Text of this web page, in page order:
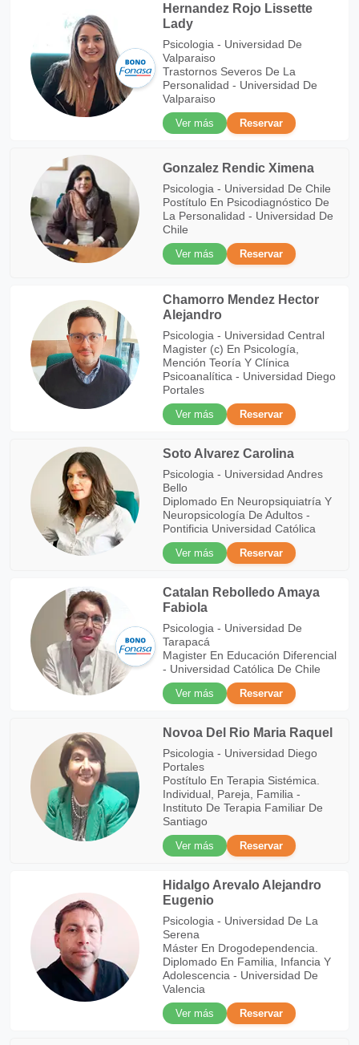
Hernandez Rojo Lissette
Lady
Psicologia - Universidad De
Valparaiso
Trastornos Severos De La
Personalidad - Universidad De
Valparaiso
Ver más
Reservar
Gonzalez Rendic Ximena
Psicologia - Universidad De Chile
Postítulo En Psicodiagnóstico De
La Personalidad - Universidad De
Chile
Ver más
Reservar
Chamorro Mendez Hector
Alejandro
Psicologia - Universidad Central
Magister (c) En Psicología,
Mención Teoría Y Clínica
Psicoanalítica - Universidad Diego
Portales
Ver más
Reservar
Soto Alvarez Carolina
Psicologia - Universidad Andres
Bello
Diplomado En Neuropsiquiatría Y
Neuropsicología De Adultos -
Pontificia Universidad Católica
Ver más
Reservar
Catalan Rebolledo Amaya
Fabiola
Psicologia - Universidad De
Tarapacá
Magister En Educación Diferencial
- Universidad Católica De Chile
Ver más
Reservar
Novoa Del Rio Maria Raquel
Psicologia - Universidad Diego
Portales
Postítulo En Terapia Sistémica.
Individual, Pareja, Familia -
Instituto De Terapia Familiar De
Santiago
Ver más
Reservar
Hidalgo Arevalo Alejandro
Eugenio
Psicologia - Universidad De La
Serena
Máster En Drogodependencia.
Diplomado En Familia, Infancia Y
Adolescencia - Universidad De
Valencia
Ver más
Reservar